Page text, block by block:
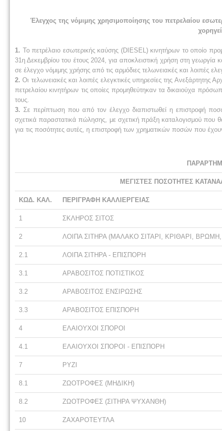
Έλεγχος της νόμιμης χρησιμοποίησης του πετρελαίου
1. Το πετρέλαιο εσωτερικής καύσης (DIESEL) κινητήρων το οποίο
31η Δεκεμβρίου του έτους 2024, για αποκλειστική χρήση στη
σε έλεγχο νόμιμης χρήσης από τις αρμόδιες τελωνειακές και λοιπές
2.Οι τελωνειακές και λοιπές ελεγκτικές υπηρεσίες της
πετρελαίου κινητήρων τις οποίες προμηθεύτηκαν τα δικαιούχα
τους.
3. Σε περίπτωση που από τον έλεγχο διαπιστωθεί η επιστροφή
σχετικά παραστατικά πώλησης, με σχετική πράξη καταλογισμού που
για τις ποσότητες αυτές, η επιστροφή των χρηματικών ποσών που
ΜΕΓΙΣΤΕΣ ΠΟΣΟΤΗΤΕΣ
ΚΩΔ. ΚΑΛ. ΠΕΡΙΓΡΑΦΗ ΚΑΛΛΙΕΡΓΕΙΑΣ
1 ΣΚΛΗΡΟΣ ΣΙΤΟΣ
2 ΛΟΙΠΑ ΣΙΤΗΡΑ (ΜΑΛΑΚΟ ΣΙΤΑΡΙ, ΚΡΙΘΑΡΙ,
2.1 ΛΟΙΠΑ ΣΙΤΗΡΑ - ΕΠΙΣΠΟΡΗ
3.1 ΑΡΑΒΟΣΙΤΟΣ ΠΟΤΙΣΤΙΚΟΣ
3.2 ΑΡΑΒΟΣΙΤΟΣ ΕΝΣΙΡΩΣΗΣ
3.3 ΑΡΑΒΟΣΙΤΟΣ ΕΠΙΣΠΟΡΗ
4 ΕΛΑΙΟΥΧΟΙ ΣΠΟΡΟΙ
4.1 ΕΛΑΙΟΥΧΟΙ ΣΠΟΡΟΙ - ΕΠΙΣΠΟΡΗ
7 ΡΥΖΙ
8.1 ΖΩΟΤΡΟΦΕΣ (ΜΗΔΙΚΗ)
8.2 ΖΩΟΤΡΟΦΕΣ (ΣΙΤΗΡΑ ΨΥΧΑΝΘΗ)
10 ΖΑΧΑΡΟΤΕΥΤΛΑ